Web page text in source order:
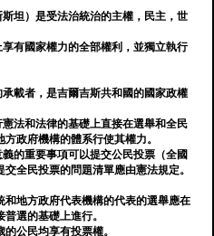
坦）是受法治統治的主權，民主，世
有國家權力的全部權利，並獨立執行
載者，是吉爾吉斯共和國的國家政權
法和法律的基礎上直接在選舉和全民
政府機構的體系行使其權力。
的重要事項可以提交公民投票（全國
全民投票的問題清單應由憲法規定。
和地方政府代表機構的代表的選舉應在
選的基礎上進行。
公民均享有投票權。